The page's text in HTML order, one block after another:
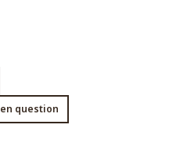
question